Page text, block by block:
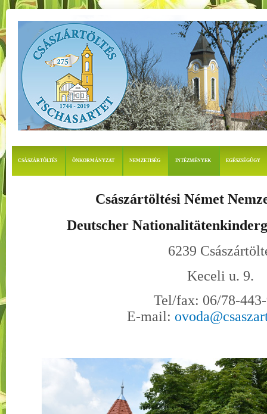
CSÁSZÁRTÖLTÉS ÖNKORMÁNYZAT NEMZETISÉG INTÉZMÉNYEK EGÉSZSÉGÜGY
Császártöltési Német
Deutscher
6239
Keceli u. 9.
Tel/fax: 06/78-
E-mail: